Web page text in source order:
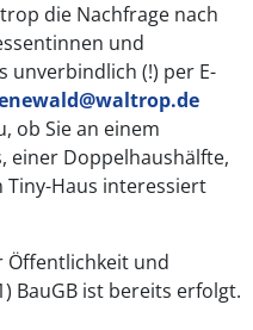
die Nachfrage nach
und
unverbindlich (!) per E-
ob Sie an einem
einer Doppelhaushälfte,
Tiny-Haus interessiert
Öffentlichkeit und
BauGB ist bereits erfolgt.